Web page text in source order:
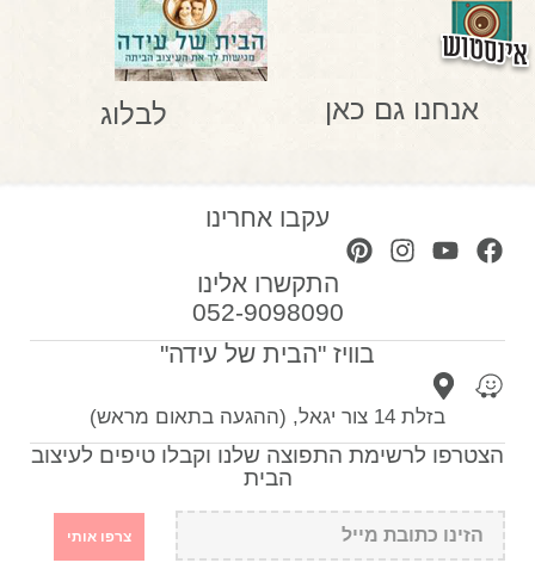
אנחנו גם כאן לבלוג
עקבו אחרינו
התקשרו אלינו
052-9098090
בוויז "הבית של עידה"
בזלת 14 צור יגאל, (ההגעה בתאום מראש)
הצטרפו לרשימת התפוצה שלנו וקבלו טיפים לעיצוב
הבית
צרפו אותי